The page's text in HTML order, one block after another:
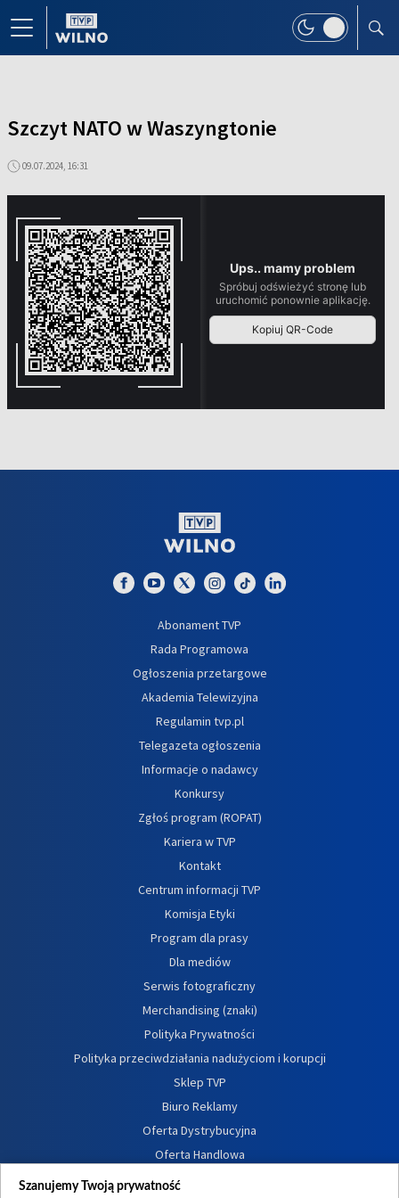
Szczyt NATO w Waszyngtonie
09.07.2024, 16:31
Abonament TVP
Rada Programowa
Ogłoszenia przetargowe
Akademia Telewizyjna
Regulamin tvp.pl
Telegazeta ogłoszenia
Informacje o nadawcy
Konkursy
Zgłoś program (ROPAT)
Kariera w TVP
Kontakt
Centrum informacji TVP
Komisja Etyki
Program dla prasy
Dla mediów
Serwis fotograficzny
Merchandising (znaki)
Polityka Prywatności
Polityka przeciwdziałania nadużyciom i korupcji
Sklep TVP
Biuro Reklamy
Oferta Dystrybucyjna
Oferta Handlowa
Dostępność
Szanujemy Twoją prywatność